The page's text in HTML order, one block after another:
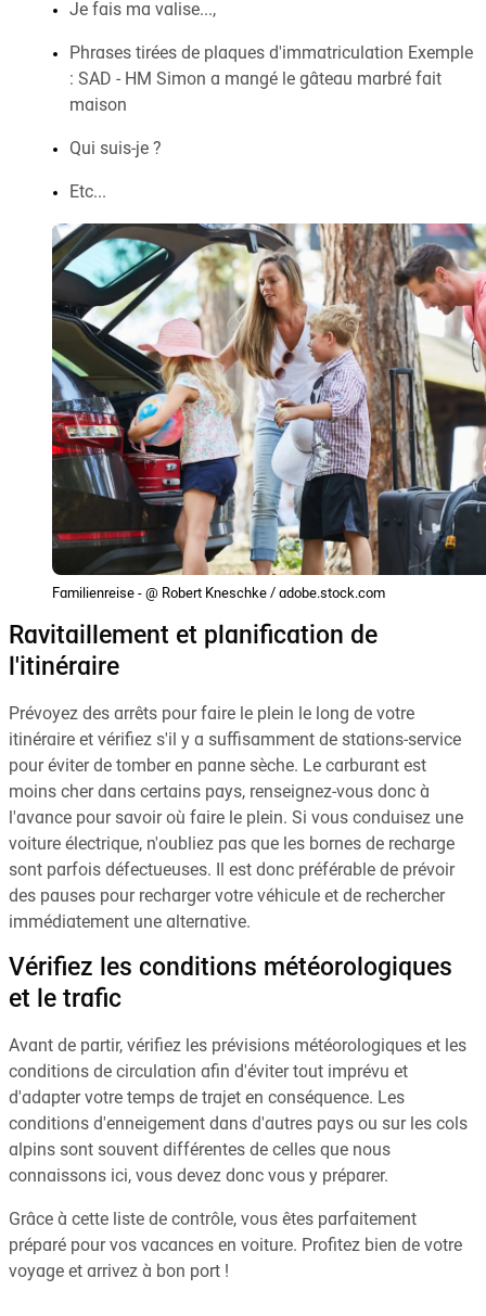
Je fais ma valise...,
Phrases tirées de plaques d'immatriculation Exemple
: SAD - HM Simon a mangé le gâteau marbré fait
maison
Qui suis-je ?
Etc...
Familienreise - @ Robert Kneschke / adobe.stock.com
Ravitaillement et planification de
l'itinéraire
Prévoyez des arrêts pour faire le plein le long de votre
itinéraire et vérifiez s'il y a suffisamment de stations-service
pour éviter de tomber en panne sèche. Le carburant est
moins cher dans certains pays, renseignez-vous donc à
l'avance pour savoir où faire le plein. Si vous conduisez une
voiture électrique, n'oubliez pas que les bornes de recharge
sont parfois défectueuses. Il est donc préférable de prévoir
des pauses pour recharger votre véhicule et de rechercher
immédiatement une alternative.
Vérifiez les conditions météorologiques
et le trafic
Avant de partir, vérifiez les prévisions météorologiques et les
conditions de circulation afin d'éviter tout imprévu et
d'adapter votre temps de trajet en conséquence. Les
conditions d'enneigement dans d'autres pays ou sur les cols
alpins sont souvent différentes de celles que nous
connaissons ici, vous devez donc vous y préparer.
Grâce à cette liste de contrôle, vous êtes parfaitement
préparé pour vos vacances en voiture. Profitez bien de votre
voyage et arrivez à bon port !